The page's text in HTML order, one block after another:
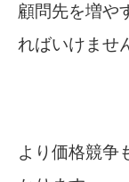
顧問先を増や
ればいけませ
より価格競争